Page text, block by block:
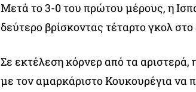
Μετά το 3-0 του πρώτου μέρους, η
δεύτερο βρίσκοντας τέταρτο γκολ στο
Σε εκτέλεση κόρνερ από τα
με τον αμαρκάριστο Κουκουρέγια να